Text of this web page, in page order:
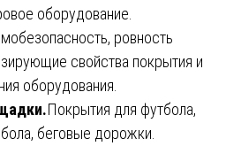
оборудование.
ровность
свойства покрытия и
оборудования.
Покрытия для футбола,
беговые дорожки.